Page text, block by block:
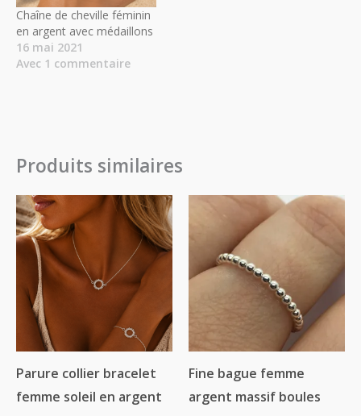
Chaîne de cheville féminin
en argent avec médaillons
16 mai 2021
Avec 1 commentaire
Produits similaires
Parure collier bracelet
femme soleil en argent
Plage
de
prix :
18.00€
40.00€
Plage
de
prix :
13.50€
30.00€
Fine bague femme
argent massif boules